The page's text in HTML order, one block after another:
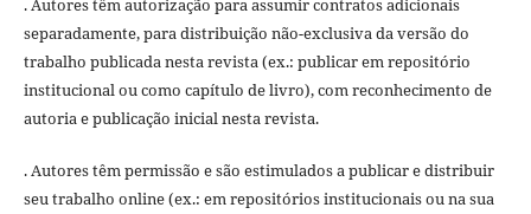
. Autores têm autorização para assumir contratos adicionais
separadamente, para distribuição não-exclusiva da versão do
trabalho publicada nesta revista (ex.: publicar em repositório
institucional ou como capítulo de livro), com reconhecimento de
autoria e publicação inicial nesta revista.
. Autores têm permissão e são estimulados a publicar e distribuir
seu trabalho online (ex.: em repositórios institucionais ou na sua